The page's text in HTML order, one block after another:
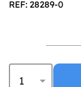
REF: 28289-0